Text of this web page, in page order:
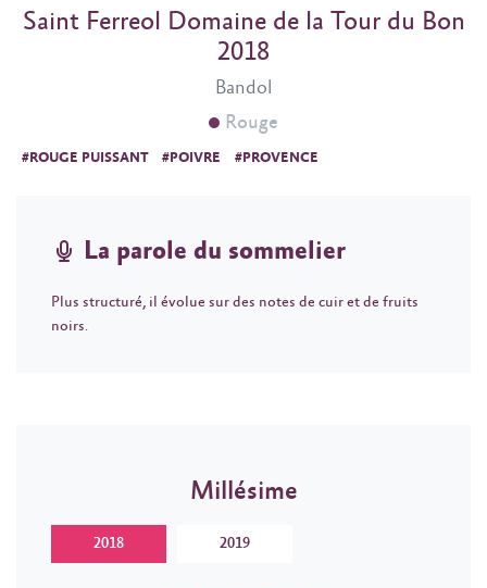
Bandol
Saint Ferreol Domaine de la Tour du Bon
2018
Rouge
#ROUGE PUISSANT #POIVRE #PROVENCE
La parole du sommelier
Plus structuré, il évolue sur des notes de cuir et de fruits
noirs.
Millésime
2018 2019